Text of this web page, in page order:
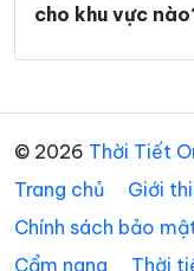
Xã Hàm Liêm
Xã Hàm Thạnh
Xã Hàm Thuận Bắc
Xã Hiệp Thạnh
Xã Hòa Ninh
cho khu vực
© 2026 Thời Tiết
Trang chủ
Giới
Chính sách bảo
Cẩm nang
Thời